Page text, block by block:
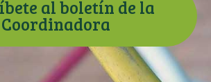
al boletín de la
Coordinadora